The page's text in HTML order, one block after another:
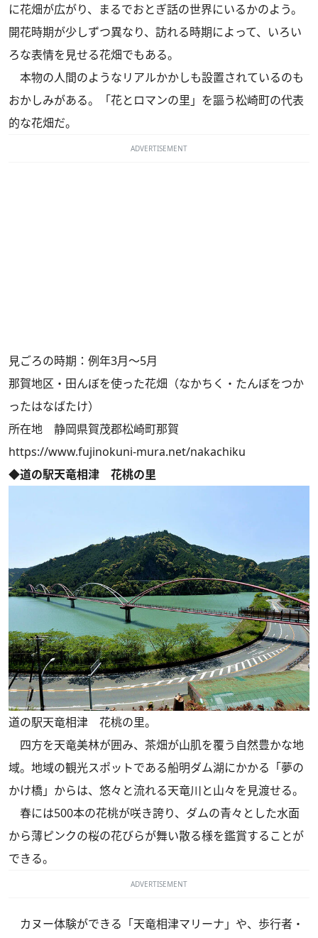
に花畑が広がり、まるでおとぎ話の世界にいるかのよう。
開花時期が少しずつ異なり、訪れる時期によって、いろい
ろな表情を見せる花畑でもある。
本物の人間のようなリアルかかしも設置されているのも
おかしみがある。「花とロマンの里」を謳う松崎町の代表
的な花畑だ。
ADVERTISEMENT
見ごろの時期：例年3月～5月
那賀地区・田んぼを使った花畑（なかちく・たんぼをつか
ったはなばたけ）
所在地 静岡県賀茂郡松崎町那賀
https://www.fujinokuni-mura.net/nakachiku
◆道の駅天竜相津 花桃の里
道の駅天竜相津 花桃の里。
四方を天竜美林が囲み、茶畑が山肌を覆う自然豊かな地
域。地域の観光スポットである船明ダム湖にかかる「夢の
かけ橋」からは、悠々と流れる天竜川と山々を見渡せる。
春には500本の花桃が咲き誇り、ダムの青々とした水面
から薄ピンクの桜の花びらが舞い散る様を鑑賞することが
できる。
ADVERTISEMENT
カヌー体験ができる「天竜相津マリーナ」や、歩行者・